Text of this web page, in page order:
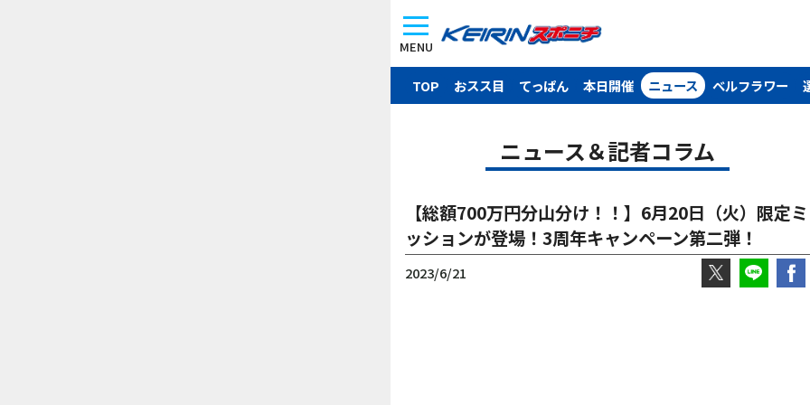
MENU
TOP おスス目 てっぱん 本日開催 ニュース ベルフラワー
ニュース＆記者コラム
【総額700万円分山分け！！】6月20日（火）限定ミ
ッションが登場！3周年キャンペーン第二弾！
2023/6/21